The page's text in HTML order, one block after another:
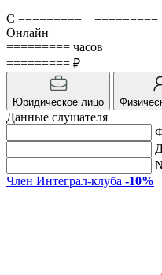
С ========= – =========
Онлайн
========= часов
========= ₽
Юридическое лицо
Данные слушателя
Член Интеграл-клуба -10%